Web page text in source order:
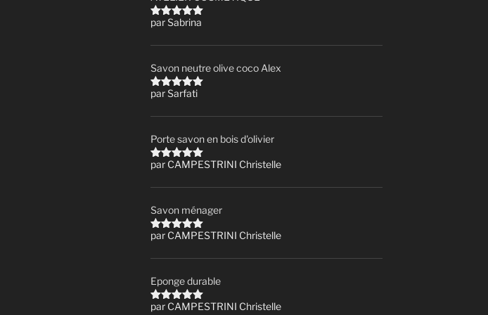
Note5sur
par Sabrina
Savon neutre olive coco Alex
Note5sur
par Sarfati
Porte savon en bois d'olivier
Note5sur
par CAMPESTRINI Christelle
Savon ménager
Note5sur
par CAMPESTRINI Christelle
Eponge durable
Note5sur
par CAMPESTRINI Christelle